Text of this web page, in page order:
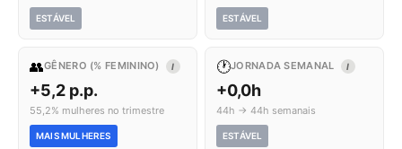
ESTÁVEL ESTÁVEL
👥GÊNERO (% FEMININO) I
+5,2 p.p.
55,2% mulheres no trimestre
MAIS MULHERES
🕐JORNADA SEMANAL I
+0,0h
44h → 44h semanais
ESTÁVEL